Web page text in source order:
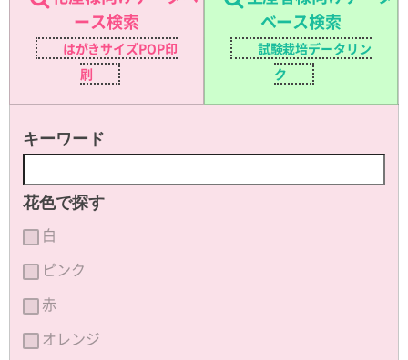
ース検索
はがきサイズPOP印
刷
ベース検索
試験栽培データリン
ク
キーワード
花色で探す
白
ピンク
赤
オレンジ